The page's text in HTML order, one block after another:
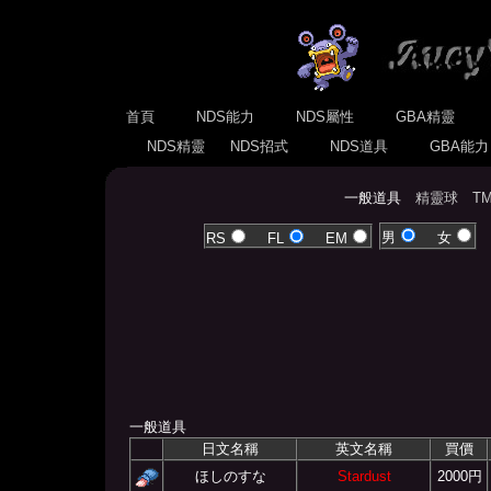
首頁 NDS能力 NDS屬性
GBA精靈
NDS精靈
NDS招式 NDS道具 GBA能
一般道具 精靈球
RS FL EM 男 女
一般道具
日文名稱
英文名稱
買價
ほしのすな
Stardust 2000円